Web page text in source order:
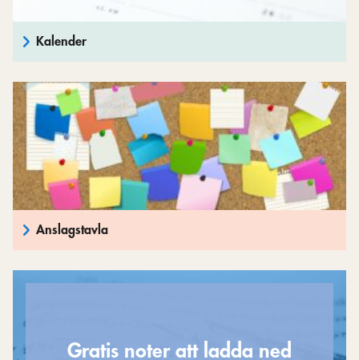
Kalender
Anslagstavla
Gratis noter att ladda ned